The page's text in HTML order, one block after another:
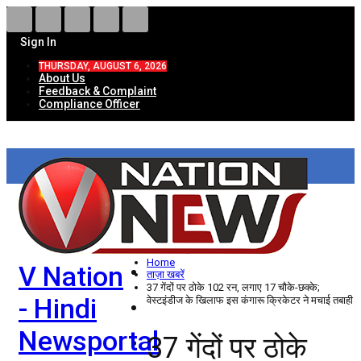
Sign In
THURSDAY, AUGUST 6, 2026
About Us
Feedback & Complaint
Compliance Officer
V Nation
- Hindi
Newsportal
HOME
ताज़ा खबरें
देश
विदेश
राज्य
उत्तर प्रदेश
Home
ताज़ा खबरें
37 गेंदों पर ठोके 102 रन, लगाए 17 चौके-छक्के;
वेस्टइंडीज के खिलाफ इस कंगारू क्रिकेटर ने मचाई तबाही
37 गेंदों पर ठोके